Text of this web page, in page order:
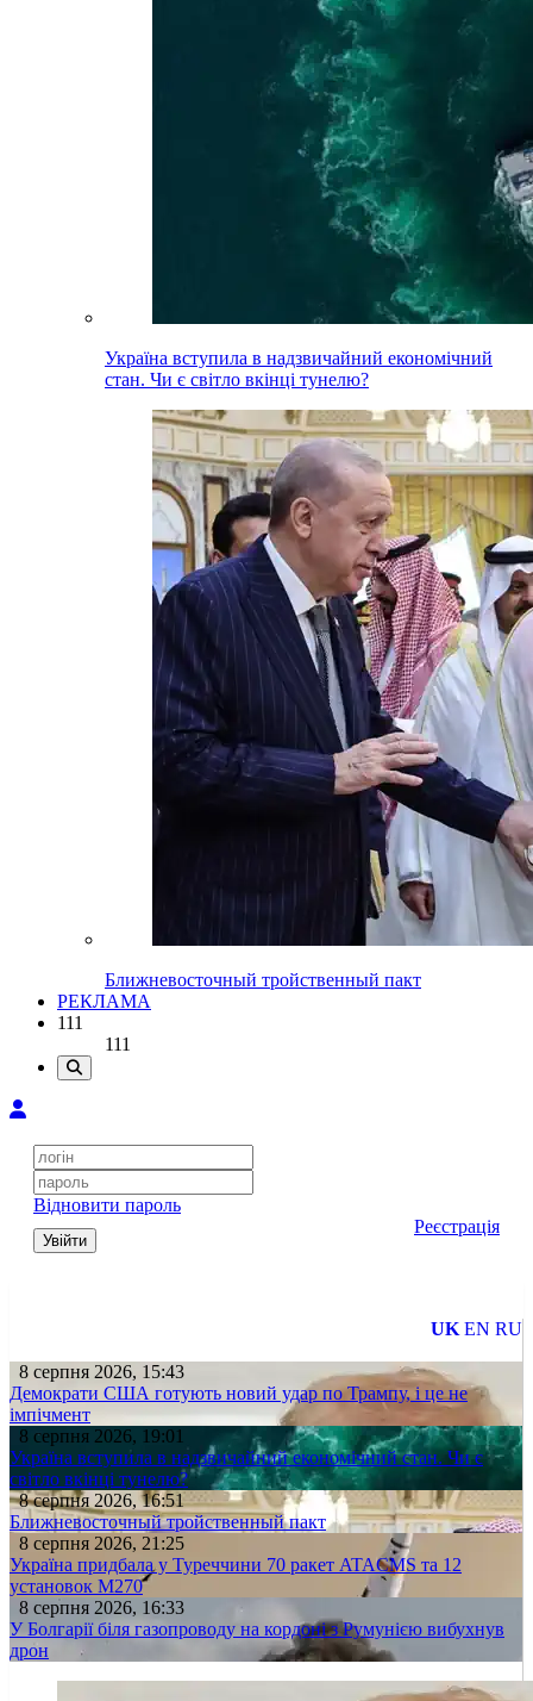
Україна вступила в надзвичайний економічний
стан. Чи є світло вкінці тунелю?
Ближневосточный тройственный пакт
РЕКЛАМА
111
111
Відновити пароль
Увійти
Реєстрація
UK EN RU
8 серпня 2026, 15:43
Демократи США готують новий удар по Трампу, і це не
імпічмент
8 серпня 2026, 19:01
Україна вступила в надзвичайний економічний стан. Чи є
світло вкінці тунелю?
8 серпня 2026, 16:51
Ближневосточный тройственный пакт
8 серпня 2026, 21:25
Україна придбала у Туреччини 70 ракет ATACMS та 12
установок M270
8 серпня 2026, 16:33
У Болгарії біля газопроводу на кордоні з Румунією вибухнув
дрон